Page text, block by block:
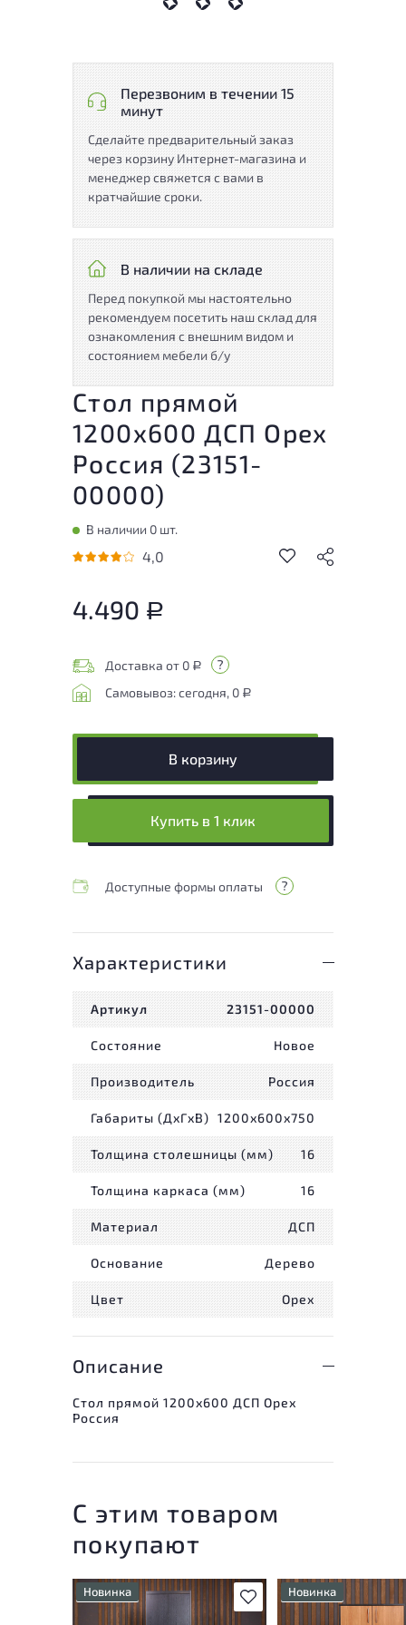
Перезвоним в течении 15
минут
Сделайте предварительный заказ
через корзину Интернет-магазина и
менеджер свяжется с вами в
кратчайшие сроки.
В наличии на складе
Перед покупкой мы настоятельно
рекомендуем посетить наш склад для
ознакомления с внешним видом и
состоянием мебели б/у
Стол прямой
1200x600 ДСП Орех
Россия (23151-
00000)
В наличии 0 шт.
4,0
4.490 Р
Доставка от 0 Р
Самовывоз: сегодня, 0 Р
В корзину
Купить в 1 клик
Доступные формы оплаты
Характеристики
Артикул 23151-00000
Состояние Новое
Производитель Россия
Габариты (ДxГxВ) 1200x600x750
Толщина столешницы (мм) 16
Толщина каркаса (мм) 16
Материал ДСП
Основание Дерево
Цвет Орех
Описание
Стол прямой 1200x600 ДСП Орех
Россия
С этим товаром
покупают
В избранное
Новинка
У товара присутствуют
Новинка
У товара